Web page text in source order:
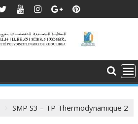
SMP S3 – TP Thermodynamique 2